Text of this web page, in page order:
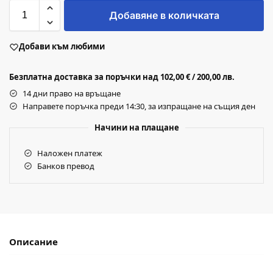
Добавяне в количката
Добави към любими
Безплатна доставка за поръчки над 102,00 € / 200,00 лв.
14 дни право на връщане
Направете поръчка преди 14:30, за изпращане на същия ден
Начини на плащане
Наложен платеж
Банков превод
Описание